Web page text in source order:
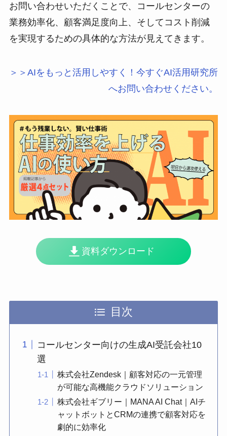
お問い合わせいただくことで、コールセンターの
業務効率化、顧客満足度向上、そしてコスト削減
を実現するための具体的な方法が見えてきます。
＞＞AIをもっと活用しやすく！今すぐAI活用研究所
へお問い合わせください。
資料ダウンロード
目次
コールセンター向けの生成AI受託会社10
選
株式会社Zendesk｜顧客対応の一元管理
が可能な高機能クラウドソリューション
株式会社ギブリー｜MANA AI Chat｜AIチ
ャットボットとCRMの連携で顧客対応を
劇的に効率化